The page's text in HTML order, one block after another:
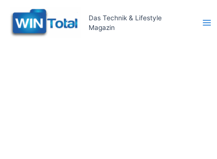
Inhalt
springen
Das Technik & Lifestyle
Magazin